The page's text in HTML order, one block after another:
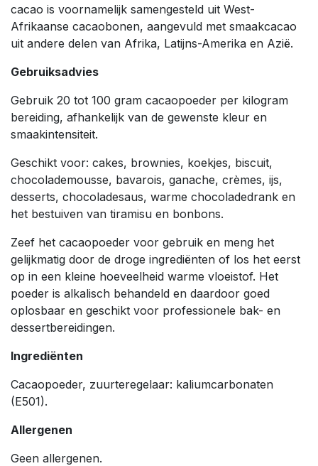
cacao is voornamelijk samengesteld uit West-
Afrikaanse cacaobonen, aangevuld met smaakcacao
uit andere delen van Afrika, Latijns-Amerika en Azië.
Gebruiksadvies
Gebruik 20 tot 100 gram cacaopoeder per kilogram
bereiding, afhankelijk van de gewenste kleur en
smaakintensiteit.
Geschikt voor: cakes, brownies, koekjes, biscuit,
chocolademousse, bavarois, ganache, crèmes, ijs,
desserts, chocoladesaus, warme chocoladedrank en
het bestuiven van tiramisu en bonbons.
Zeef het cacaopoeder voor gebruik en meng het
gelijkmatig door de droge ingrediënten of los het eerst
op in een kleine hoeveelheid warme vloeistof. Het
poeder is alkalisch behandeld en daardoor goed
oplosbaar en geschikt voor professionele bak- en
dessertbereidingen.
Ingrediënten
Cacaopoeder, zuurteregelaar: kaliumcarbonaten
(E501).
Allergenen
Geen allergenen.